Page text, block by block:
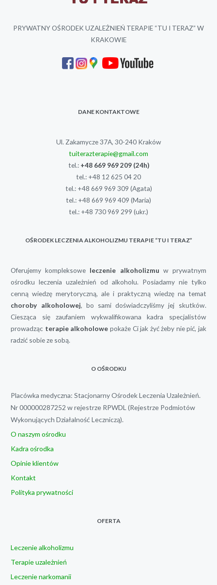
PRYWATNY OŚRODEK UZALEŻNIEŃ TERAPIE “TU I TERAZ” W
KRAKOWIE
DANE KONTAKTOWE
Ul. Zakamycze 37A, 30-240 Kraków
tuiterazterapie@gmail.com
tel.: +48 669 969 209(24h)
tel.: +48 12 625 04 20
tel.: +48 669 969 309 (Agata)
tel.: +48 669 969 409 (Maria)
tel.: +48 730 969 299 (ukr.)
OŚRODEK LECZENIA ALKOHOLIZMU TERAPIE “TU I TERAZ”
Oferujemy kompleksowe leczenie alkoholizmu w prywatnym
ośrodku leczenia uzależnień od alkoholu. Posiadamy nie tylko
cenną wiedzę merytoryczną, ale i praktyczną wiedzę na temat
choroby alkoholowej, bo sami doświadczyliśmy jej skutków.
Ciesząca się zaufaniem wykwalifikowana kadra specjalistów
prowadząc terapie alkoholowe pokaże Ci jak żyć żeby nie pić, jak
radzić sobie ze sobą.
O OŚRODKU
Placówka medyczna: Stacjonarny Ośrodek Leczenia Uzależnień.
Nr 000000287252 w rejestrze RPWDL (Rejestrze Podmiotów
Wykonujących Działalność Leczniczą).
O naszym ośrodku
Kadra ośrodka
Opinie klientów
Kontakt
Polityka prywatności
OFERTA
Leczenie alkoholizmu
Terapie uzależnień
Leczenie narkomanii